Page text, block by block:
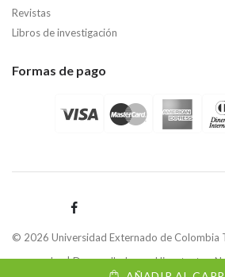
Revistas
Libros de investigación
Formas de pago
© 2026 Universidad Externado de Colombia
reservados | Desarrollado porHipertexto -